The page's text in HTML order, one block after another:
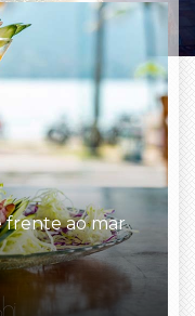
frente ao mar